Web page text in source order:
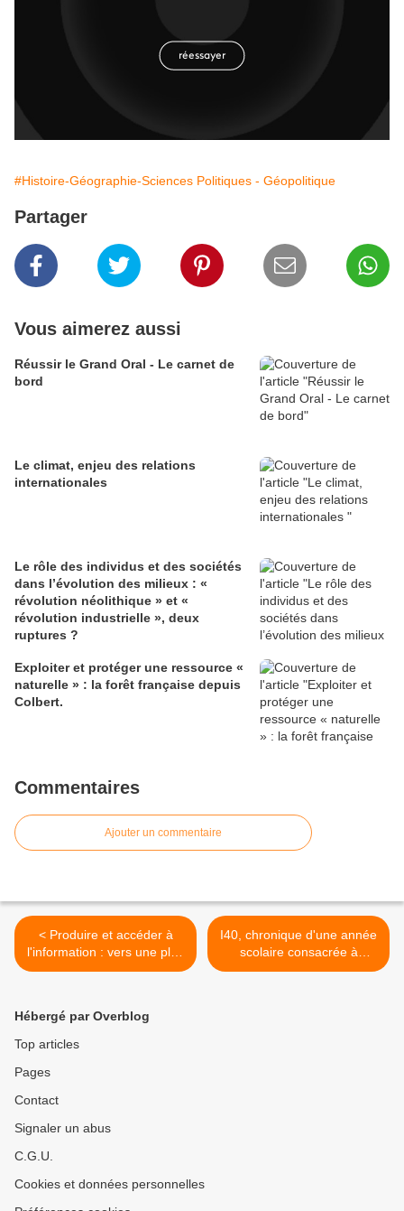
#Histoire-Géographie-Sciences Politiques - Géopolitique
Partager
Vous aimerez aussi
Réussir le Grand Oral - Le carnet de
bord
Le climat, enjeu des relations
internationales
Le rôle des individus et des sociétés
dans l’évolution des milieux : «
révolution néolithique » et «
révolution industrielle », deux
ruptures ?
Exploiter et protéger une ressource «
naturelle » : la forêt française depuis
Colbert.
Commentaires
Ajouter un commentaire
< Produire et accéder à
l'information : vers une plus
grande diversification
I40, chronique d'une année
scolaire consacrée à
l'enseignement de la guerre
Hébergé par Overblog
Top articles
Pages
Contact
Signaler un abus
C.G.U.
Cookies et données personnelles